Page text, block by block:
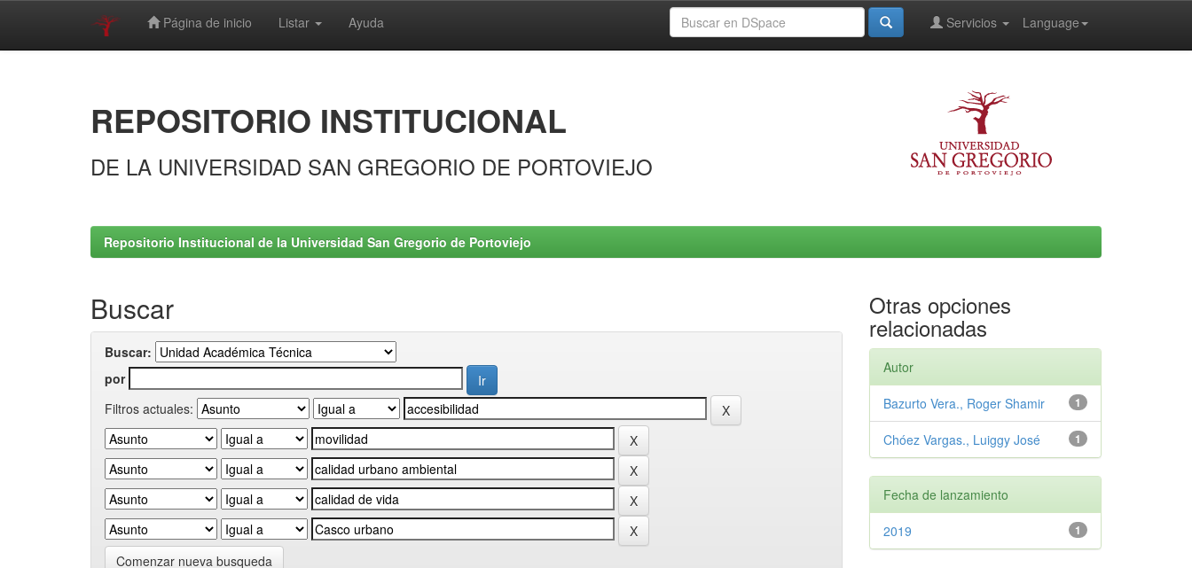
Página de inicio Listar Ayuda Language
Servicios
REPOSITORIO INSTITUCIONAL
DE LA UNIVERSIDAD SAN GREGORIO DE PORTOVIEJO
Repositorio Institucional de la Universidad San Gregorio de Portoviejo
Buscar
Buscar:
por
Filtros actuales:
Comenzar nueva busqueda
Otras opciones
relacionadas
Autor
1
Bazurto Vera., Roger Shamir
1
Chóez Vargas., Luiggy José
Fecha de lanzamiento
1
2019